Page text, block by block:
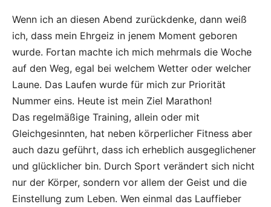
Wenn ich an diesen Abend zurückdenke, dann weiß
ich, dass mein Ehrgeiz in jenem Moment geboren
wurde. Fortan machte ich mich mehrmals die Woche
auf den Weg, egal bei welchem Wetter oder welcher
Laune. Das Laufen wurde für mich zur Priorität
Nummer eins. Heute ist mein Ziel Marathon!
Das regelmäßige Training, allein oder mit
Gleichgesinnten, hat neben körperlicher Fitness aber
auch dazu geführt, dass ich erheblich ausgeglichener
und glücklicher bin. Durch Sport verändert sich nicht
nur der Körper, sondern vor allem der Geist und die
Einstellung zum Leben. Wen einmal das Lauffieber